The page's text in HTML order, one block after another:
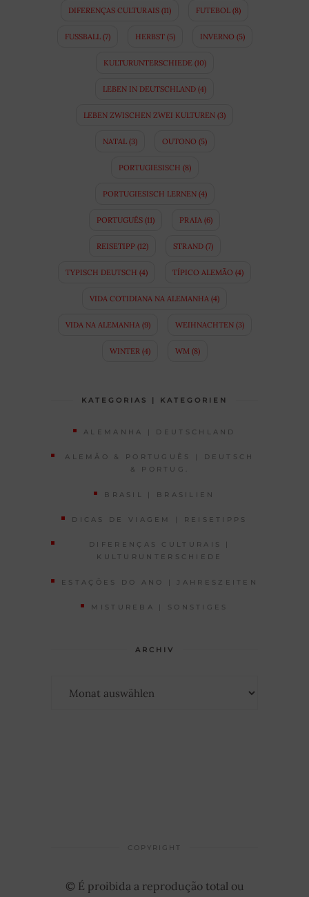
DIFERENÇAS CULTURAIS (11) FUTEBOL (8)
FUSSBALL (7) HERBST(5) INVERNO (5)
KULTURUNTERSCHIEDE(10)
LEBEN IN DEUTSCHLAND (4)
LEBEN ZWISCHEN ZWEI KULTUREN (3)
NATAL(3) OUTONO (5)
PORTUGIESISCH (8)
PORTUGIESISCH LERNEN(4)
PORTUGUÊS (11) PRAIA (6)
REISETIPP(12) STRAND(7)
TYPISCH DEUTSCH (4) TÍPICO ALEMÃO (4)
VIDA COTIDIANA NA ALEMANHA (4)
VIDA NA ALEMANHA (9) WEIHNACHTEN(3)
WINTER (4) WM (8)
KATEGORIAS | KATEGORIEN
ALEMANHA | DEUTSCHLAND
ALEMÃO & PORTUGUÊS | DEUTSCH
& PORTUG.
BRASIL | BRASILIEN
DICAS DE VIAGEM | REISETIPPS
DIFERENÇAS CULTURAIS |
KULTURUNTERSCHIEDE
ESTAÇÕES DO ANO | JAHRESZEITEN
MISTUREBA | SONSTIGES
ARCHIV
COPYRIGHT
© É proibida a reprodução total ou